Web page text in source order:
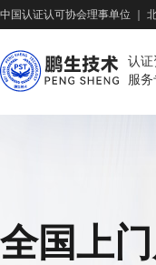
中国认证认可协会理事单位
认证
服务
全国上